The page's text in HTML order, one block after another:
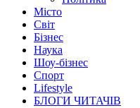
Місто
Світ
Бізнес
Наука
Шоу-бізнес
Спорт
Lifestyle
БЛОГИ ЧИТАЧІВ